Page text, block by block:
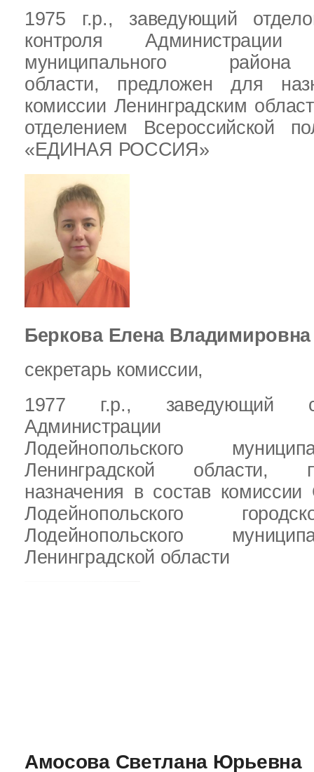
1975 г.р., заведующий
контроля Администрации
муниципального района
области, предложен для
комиссии Ленинградским
отделением Всероссийской
«ЕДИНАЯ РОССИЯ»
Беркова Елена Владимировна
секретарь комиссии,
1977 г.р., заведующий
Администрации
Лодейнопольского
Ленинградской области,
назначения в состав комиссии
Лодейнопольского
Лодейнопольского
Ленинградской области
Амосова Светлана Юрьевна